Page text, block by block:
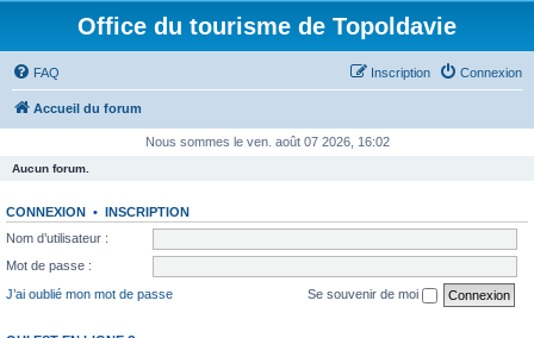
Office du tourisme de Topoldavie
FAQ Connexion
Inscription
Accueil du forum
Nous sommes le ven. août 07 2026, 16:02
Aucun forum.
CONNEXION • INSCRIPTION
Nom d’utilisateur :
Mot de passe :
J’ai oublié mon mot de passe
Se souvenir de moi